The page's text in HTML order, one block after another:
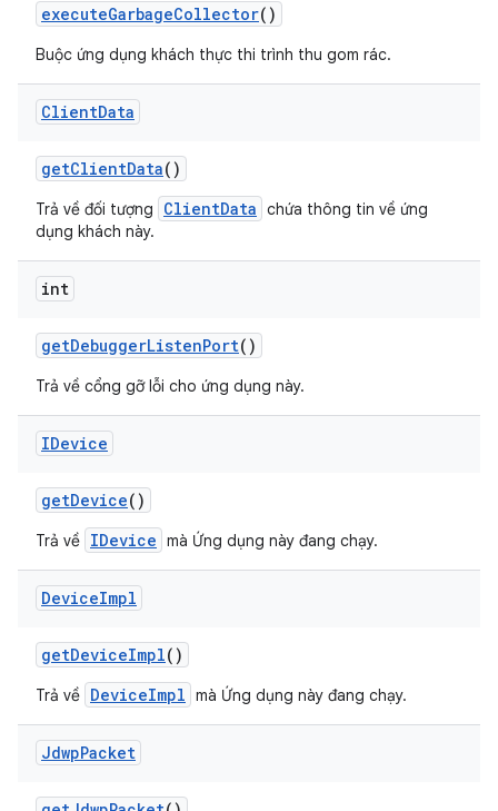
executeGarbageCollector()
Buộc ứng dụng khách thực thi trình thu gom rác.
ClientData
getClientData()
Trả về đối tượng ClientData chứa thông tin về ứng
dụng khách này.
int
getDebuggerListenPort()
Trả về cổng gỡ lỗi cho ứng dụng này.
IDevice
getDevice()
Trả về IDevice mà Ứng dụng này đang chạy.
DeviceImpl
getDeviceImpl()
Trả về DeviceImpl mà Ứng dụng này đang chạy.
JdwpPacket